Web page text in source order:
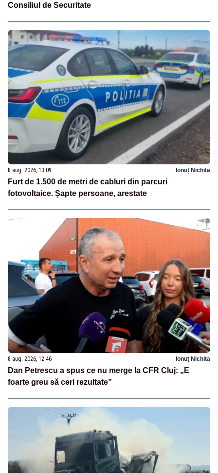
Consiliul de Securitate
8 aug. 2026, 13:09 Ionuț Nichita
Furt de 1.500 de metri de cabluri din parcuri
fotovoltaice. Șapte persoane, arestate
8 aug. 2026, 12:46 Ionuț Nichita
Dan Petrescu a spus ce nu merge la CFR Cluj: „E
foarte greu să ceri rezultate”